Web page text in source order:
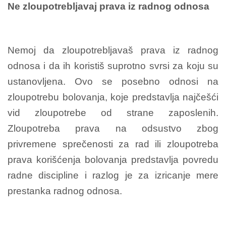
Ne zloupotrebljavaj prava iz radnog odnosa
Nemoj da zloupotrebljavaš prava iz radnog
odnosa i da ih koristiš suprotno svrsi za koju su
ustanovljena. Ovo se posebno odnosi na
zloupotrebu bolovanja, koje predstavlja najčešći
vid zloupotrebe od strane zaposlenih.
Zloupotreba prava na odsustvo zbog
privremene sprečenosti za rad ili zloupotreba
prava korišćenja bolovanja predstavlja povredu
radne discipline i razlog je za izricanje mere
prestanka radnog odnosa.